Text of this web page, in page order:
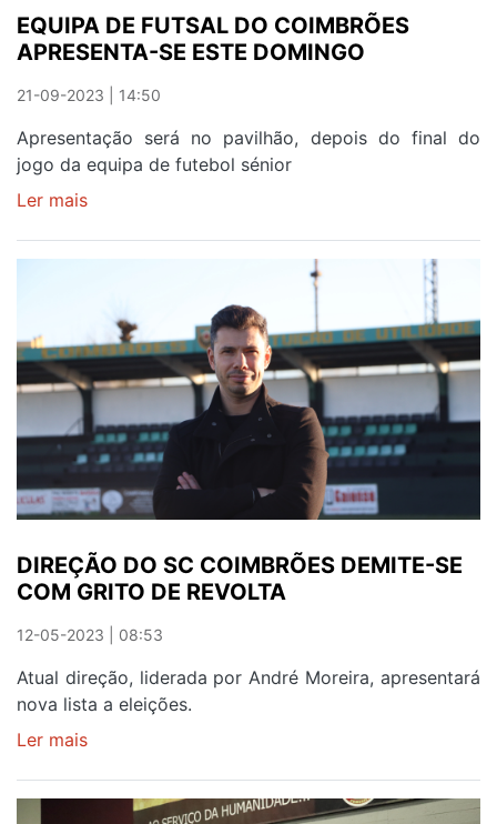
EQUIPA DE FUTSAL DO COIMBRÕES
APRESENTA-SE ESTE DOMINGO
21-09-2023 | 14:50
Apresentação será no pavilhão, depois do final do
jogo da equipa de futebol sénior
Ler mais
COIMBRÕES
APRESENTA-
SE
ESTE
DOMINGO
DIREÇÃO DO SC COIMBRÕES DEMITE-SE
COM GRITO DE REVOLTA
12-05-2023 | 08:53
Atual direção, liderada por André Moreira, apresentará
nova lista a eleições.
Ler mais